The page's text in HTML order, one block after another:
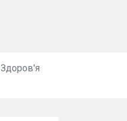
Здоров'я